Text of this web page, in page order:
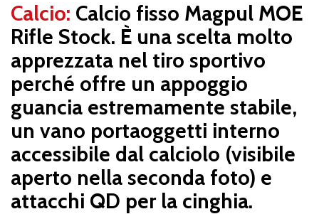
Calcio: Calcio fisso Magpul MOE
Rifle Stock. È una scelta molto
apprezzata nel tiro sportivo
perché offre un appoggio
guancia estremamente stabile,
un vano portaoggetti interno
accessibile dal calciolo (visibile
aperto nella seconda foto) e
attacchi QD per la cinghia.